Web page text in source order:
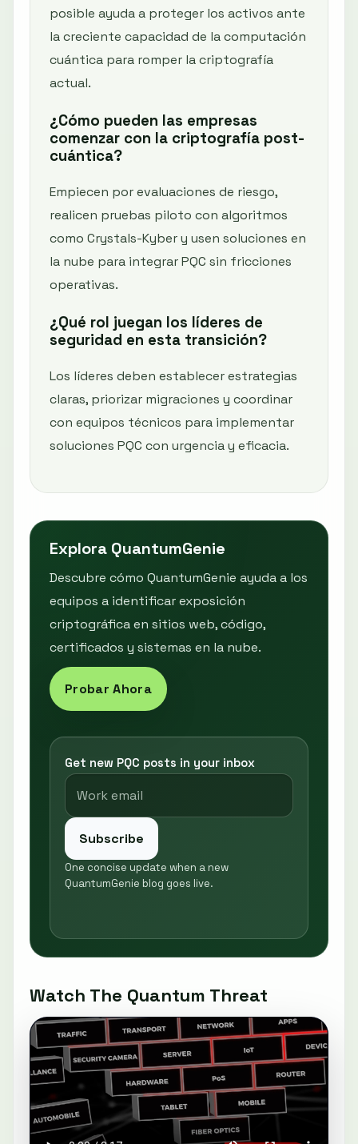
posible ayuda a proteger los activos ante
la creciente capacidad de la computación
cuántica para romper la criptografía
actual.
¿Cómo pueden las empresas
comenzar con la criptografía post-
cuántica?
Empiecen por evaluaciones de riesgo,
realicen pruebas piloto con algoritmos
como Crystals-Kyber y usen soluciones en
la nube para integrar PQC sin fricciones
operativas.
¿Qué rol juegan los líderes de
seguridad en esta transición?
Los líderes deben establecer estrategias
claras, priorizar migraciones y coordinar
con equipos técnicos para implementar
soluciones PQC con urgencia y eficacia.
Explora QuantumGenie
Descubre cómo QuantumGenie ayuda a los
equipos a identificar exposición
criptográfica en sitios web, código,
certificados y sistemas en la nube.
Probar Ahora
Get new PQC posts in your inbox
Subscribe
One concise update when a new
QuantumGenie blog goes live.
Watch The Quantum Threat